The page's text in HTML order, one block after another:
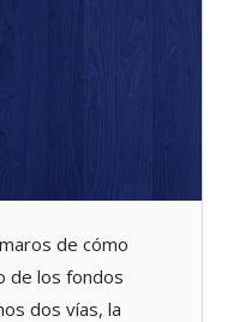
de cómo
de los fondos
dos vías, la